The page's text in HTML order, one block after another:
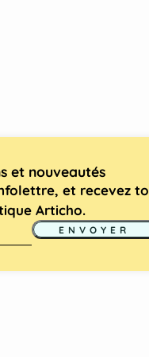
et nouveautés
et recevez
Articho.
ENVOYER
et laPolitique de